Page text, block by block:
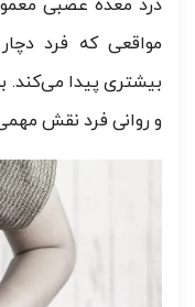
درد معده عصبی
مواقعی که فرد
بیشتری پیدا می‌کند.
و روانی فرد نقش